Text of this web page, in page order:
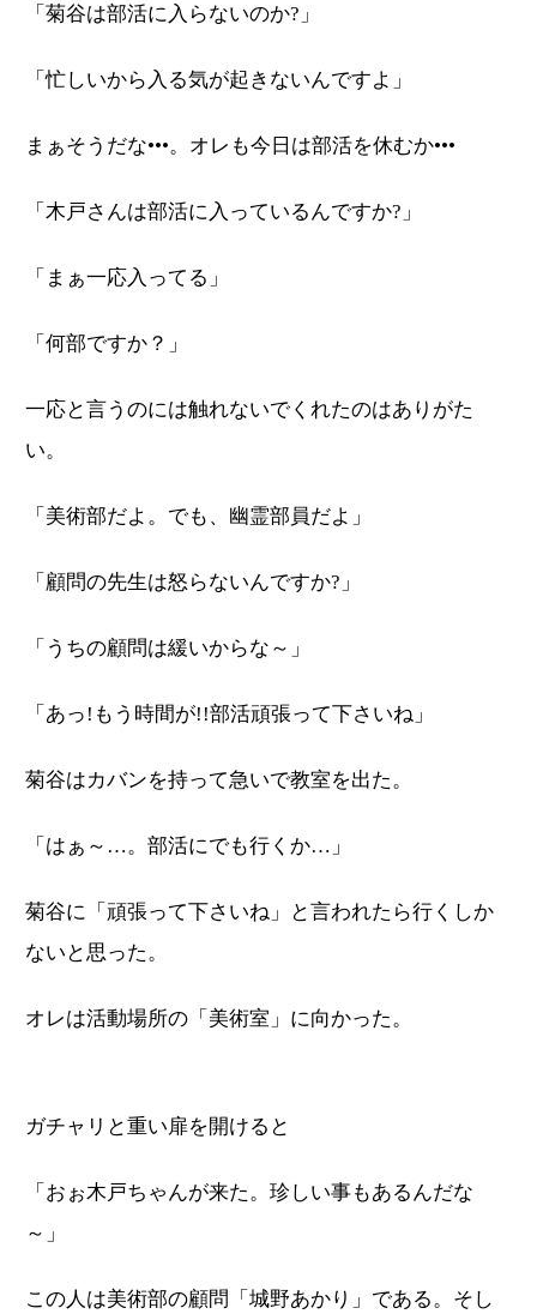
「菊谷は部活に入らないのか?」
「忙しいから入る気が起きないんですよ」
まぁそうだな•••。オレも今日は部活を休むか•••
「木戸さんは部活に入っているんですか?」
「まぁ一応入ってる」
「何部ですか？」
一応と言うのには触れないでくれたのはありがた
い。
「美術部だよ。でも、幽霊部員だよ」
「顧問の先生は怒らないんですか?」
「うちの顧問は緩いからな～」
「あっ!もう時間が!!部活頑張って下さいね」
菊谷はカバンを持って急いで教室を出た。
「はぁ～…。部活にでも行くか…」
菊谷に「頑張って下さいね」と言われたら行くしか
ないと思った。
オレは活動場所の「美術室」に向かった。
ガチャリと重い扉を開けると
「おぉ木戸ちゃんが来た。珍しい事もあるんだな
～」
この人は美術部の顧問「城野あかり」である。そし